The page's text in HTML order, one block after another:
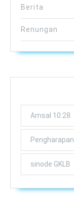
Berita
Renungan
Amsal 10:28
Pengharapan
sinode GKLB